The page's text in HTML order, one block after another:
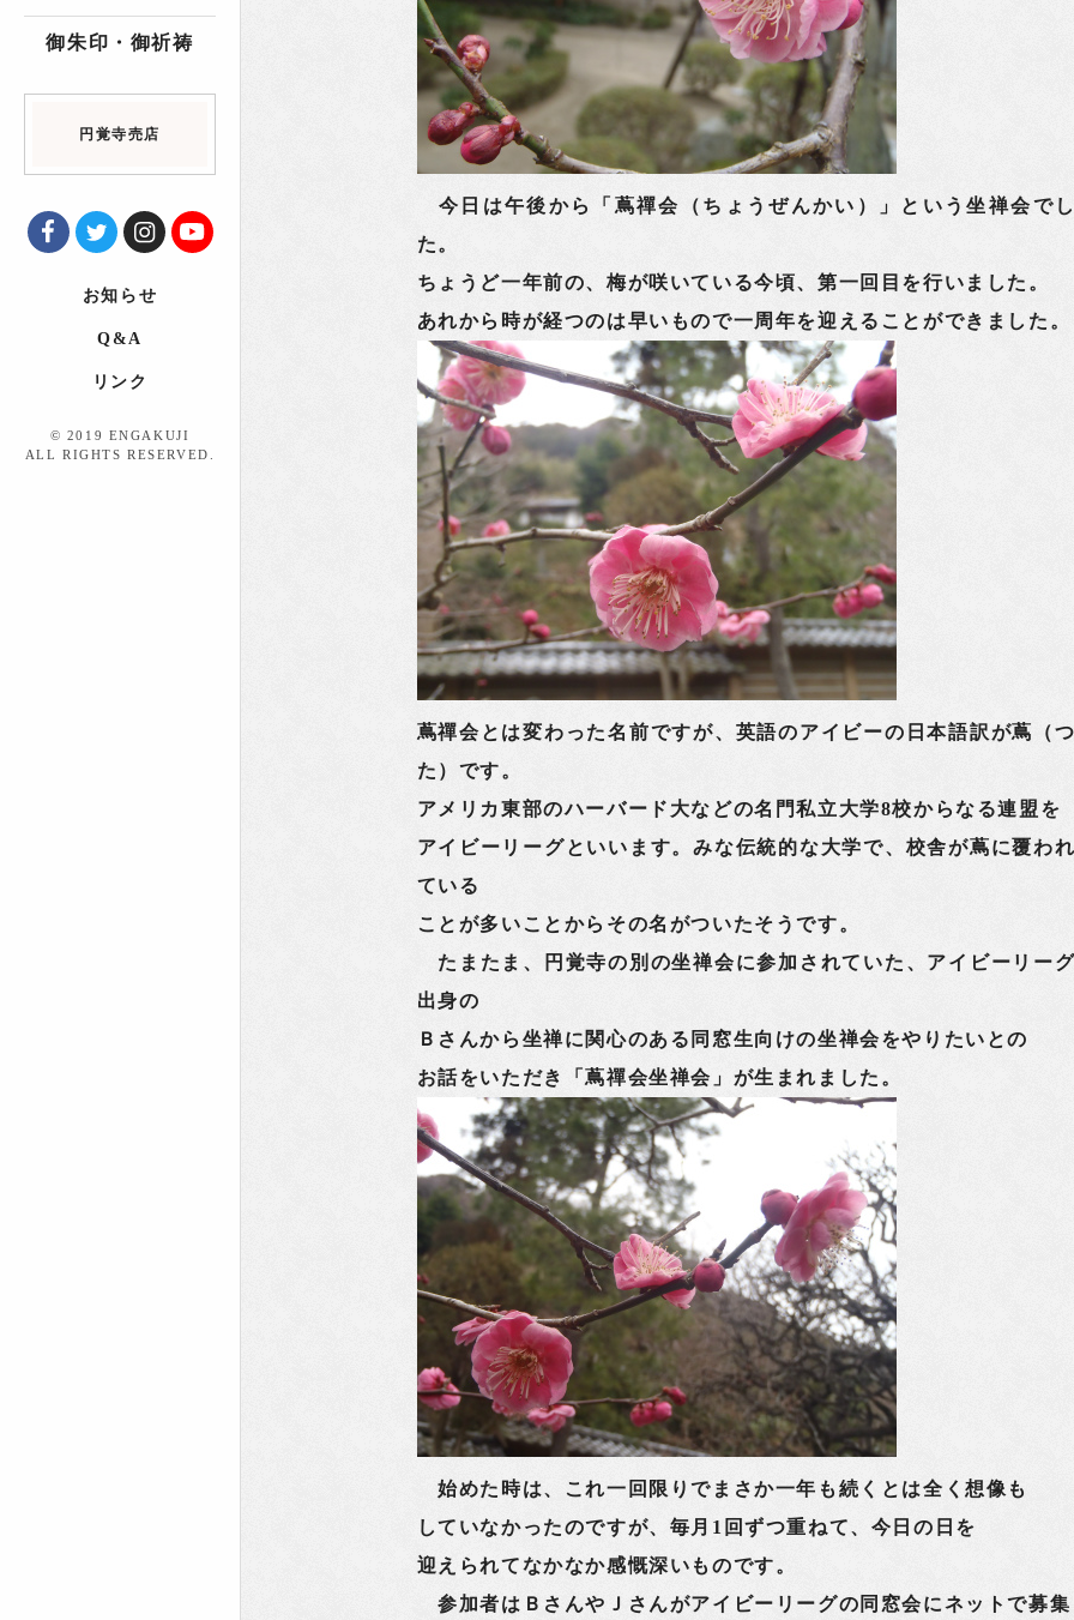
御朱印・御祈祷
円覚寺売店
お知らせ
Q&A
リンク
© 2019 ENGAKUJI
ALL RIGHTS RESERVED.
今日は午後から「蔦禪会（ちょうぜんかい）」という坐禅会で
た。
ちょうど一年前の、梅が咲いている今頃、第一回目を行いました。
あれから時が経つのは早いもので一周年を迎えることができました。
蔦禪会とは変わった名前ですが、英語のアイビーの日本語訳が蔦（
た）です。
アメリカ東部のハーバード大などの名門私立大学8校からなる連盟を
アイビーリーグといいます。みな伝統的な大学で、校舎が蔦に覆わ
ている
ことが多いことからその名がついたそうです。
たまたま、円覚寺の別の坐禅会に参加されていた、アイビーリー
出身の
Ｂさんから坐禅に関心のある同窓生向けの坐禅会をやりたいとの
お話をいただき「蔦禪会坐禅会」が生まれました。
始めた時は、これ一回限りでまさか一年も続くとは全く想像も
していなかったのですが、毎月1回ずつ重ねて、今日の日を
迎えられてなかなか感慨深いものです。
参加者はＢさんやＪさんがアイビーリーグの同窓会にネットで募集